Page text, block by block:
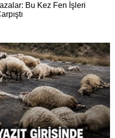
Bu Kez Fen İşleri